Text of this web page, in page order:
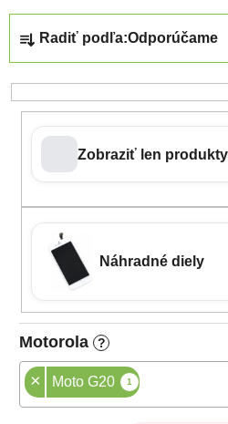
Radiť podľa:Odporúčame
Zobraziť len
Náhradné diely
Motorola ?
× Moto G20 1